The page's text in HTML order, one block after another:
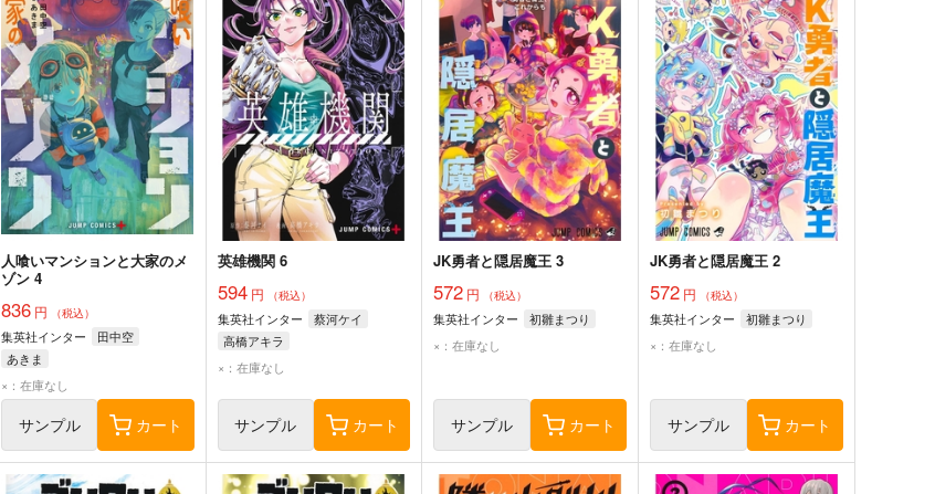
人喰いマンションと大家のメ
ゾン 4
836円 （税込）
集英社インター
田中空
あきま
×：在庫なし
サンプル カート
英雄機関 6
594円 （税込）
集英社インター
蔡河ケイ
高橋アキラ
×：在庫なし
サンプル カート
JK勇者と隠居魔王 3
572 円 （税込）
集英社インター
初雛まつり
×：在庫なし
サンプル カート
JK勇者と隠居魔王 2
572 円 （税込）
集英社インター
初雛まつり
×：在庫なし
サンプル カート